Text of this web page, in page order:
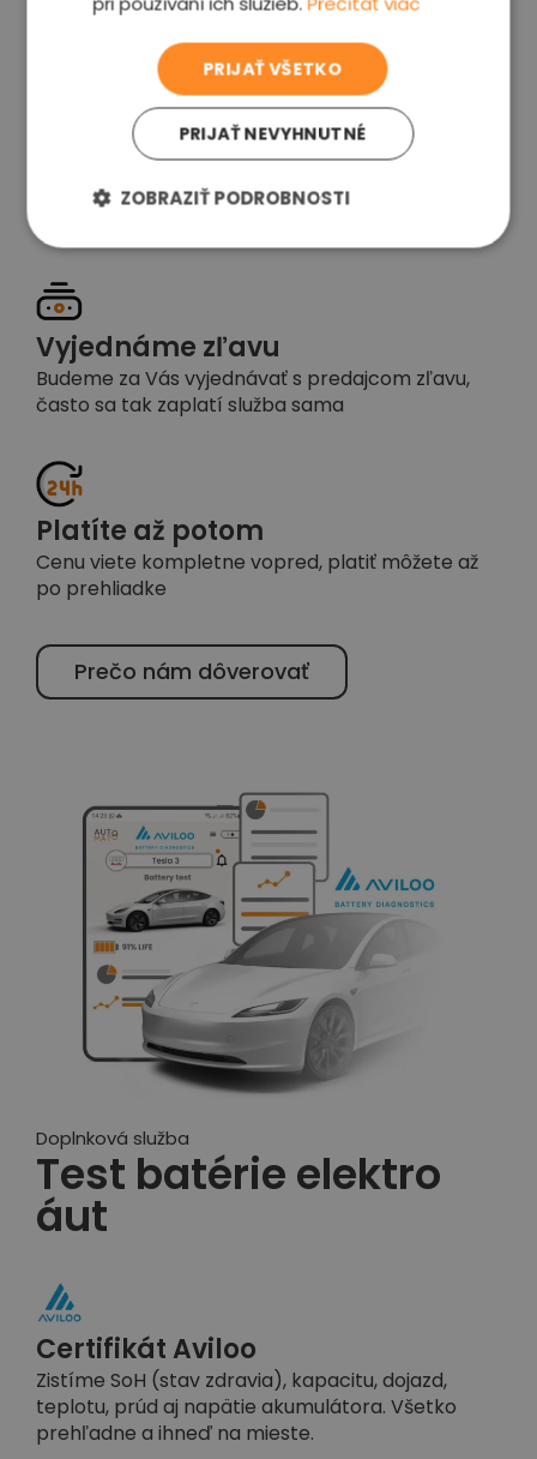
voľba
Garancia spokojnosti
Pokiaľ nebudete s našou prácou spokojní,
Vyjednáme zľavu
Budeme za Vás vyjednávať s predajcom zľavu,
často sa tak zaplatí služba sama
Platíte až potom
Cenu viete kompletne vopred, platiť môžete až
po prehliadke
Prečo nám dôverovať
Doplnková služba
Test batérie elektro
áut
Certifikát Aviloo
Zistíme SoH (stav zdravia), kapacitu, dojazd,
teplotu, prúd aj napätie akumulátora. Všetko
prehľadne a ihneď na mieste.
PRIJAŤ VŠETKO
PRIJAŤ NEVYHNUTNÉ
ZOBRAZIŤ PODROBNOSTI